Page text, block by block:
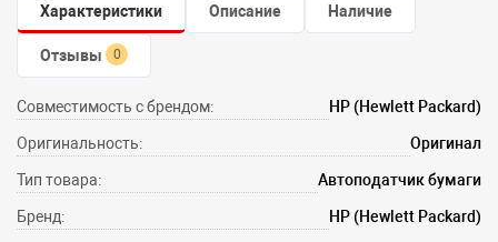
Характеристики Описание Наличие
Отзывы 0
Совместимость с брендом: HP (Hewlett Packard)
Оригинальность: Оригинал
Тип товара: Автоподатчик бумаги
Бренд: HP (Hewlett Packard)